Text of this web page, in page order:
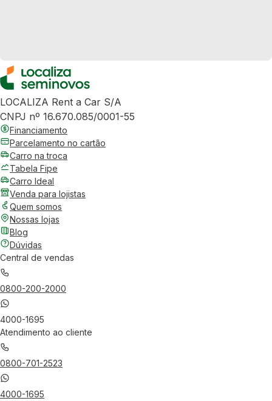
LOCALIZA Rent a Car S/A
CNPJ nº 16.670.085/0001-55
Financiamento
Parcelamento no cartão
Carro na troca
Tabela Fipe
Carro Ideal
Venda para lojistas
Quem somos
Nossas lojas
Blog
Dúvidas
Central de vendas
0800-200-2000
4000-1695
Atendimento ao cliente
0800-701-2523
4000-1695